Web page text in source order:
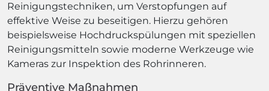
Reinigungstechniken, um Verstopfungen auf
effektive Weise zu beseitigen. Hierzu gehören
beispielsweise Hochdruckspülungen mit speziellen
Reinigungsmitteln sowie moderne Werkzeuge wie
Kameras zur Inspektion des Rohrinneren.
Präventive Maßnahmen